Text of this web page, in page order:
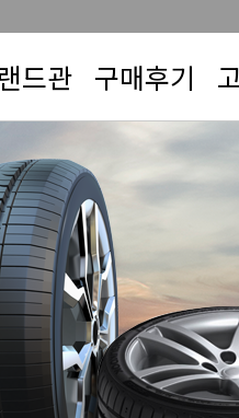
드관 구매후기